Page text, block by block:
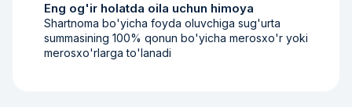
Eng og'ir holatda oila uchun himoya
Shartnoma bo'yicha foyda oluvchiga sug'urta
summasining 100% qonun bo'yicha merosxo'r yoki
merosxo'rlarga to'lanadi